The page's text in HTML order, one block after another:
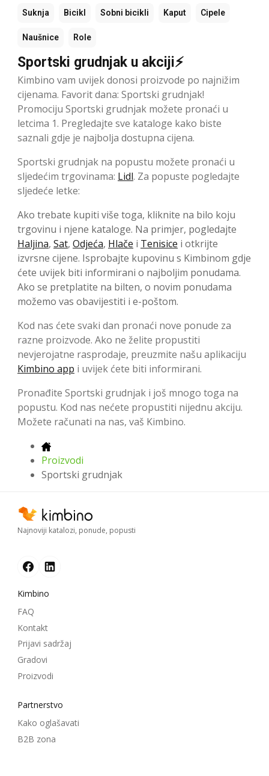
Suknja Bicikl Sobni bicikli Kaput Cipele
Naušnice Role
Sportski grudnjak u akciji⚡
Kimbino vam uvijek donosi proizvode po najnižim
cijenama. Favorit dana: Sportski grudnjak!
Promociju Sportski grudnjak možete pronaći u
letcima 1. Pregledajte sve kataloge kako biste
saznali gdje je najbolja dostupna cijena.
Sportski grudnjak na popustu možete pronaći u
sljedećim trgovinama: Lidl. Za popuste pogledajte
sljedeće letke:
Ako trebate kupiti više toga, kliknite na bilo koju
trgovinu i njene kataloge. Na primjer, pogledajte
Haljina, Sat, Odjeća, Hlače i Tenisice i otkrijte
izvrsne cijene. Isprobajte kupovinu s Kimbinom gdje
ćete uvijek biti informirani o najboljim ponudama.
Ako se pretplatite na bilten, o novim ponudama
možemo vas obavijestiti i e-poštom.
Kod nas ćete svaki dan pronaći nove ponude za
razne proizvode. Ako ne želite propustiti
nevjerojatne rasprodaje, preuzmite našu aplikaciju
Kimbino app i uvijek ćete biti informirani.
Pronađite Sportski grudnjak i još mnogo toga na
popustu. Kod nas nećete propustiti nijednu akciju.
Možete računati na nas, vaš Kimbino.
Proizvodi
Sportski grudnjak
Najnoviji katalozi, ponude, popusti
Kimbino
FAQ
Kontakt
Prijavi sadržaj
Gradovi
Proizvodi
Partnerstvo
Kako oglašavati
B2B zona